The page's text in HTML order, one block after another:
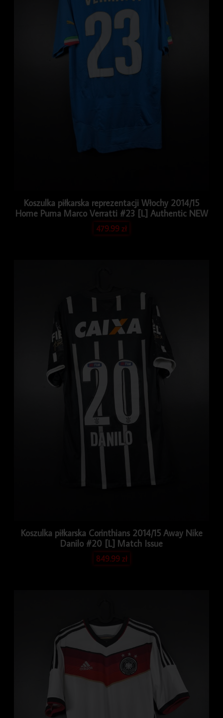
Koszulka piłkarska reprezentacji Włochy 2014/15
Home Puma Marco Verratti #23 [L] Authentic NEW
479.99zł
Koszulka piłkarska Corinthians 2014/15 Away Nike
Danilo #20 [L] Match Issue
849.99zł